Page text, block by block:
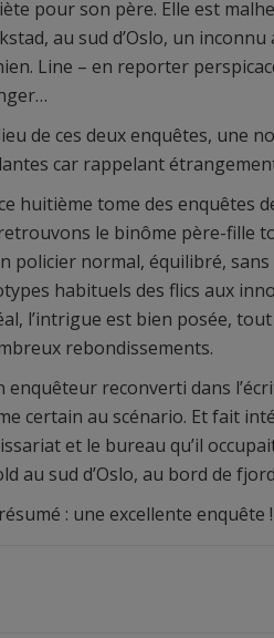
pour son père. Elle est
au sud d’Oslo, un
Line – en reporter
de ces deux enquêtes, une
car rappelant
huitième tome des enquêtes
le binôme père-fille
policier normal, équilibré,
habituels des flics aux
l’intrigue est bien posée,
rebondissements.
enquêteur reconverti dans
certain au scénario. Et fait
et le bureau qu’il
au sud d’Oslo, au bord de
: une excellente enquête !